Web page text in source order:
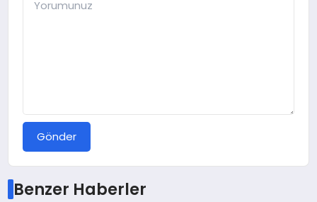
Gönder
Benzer Haberler